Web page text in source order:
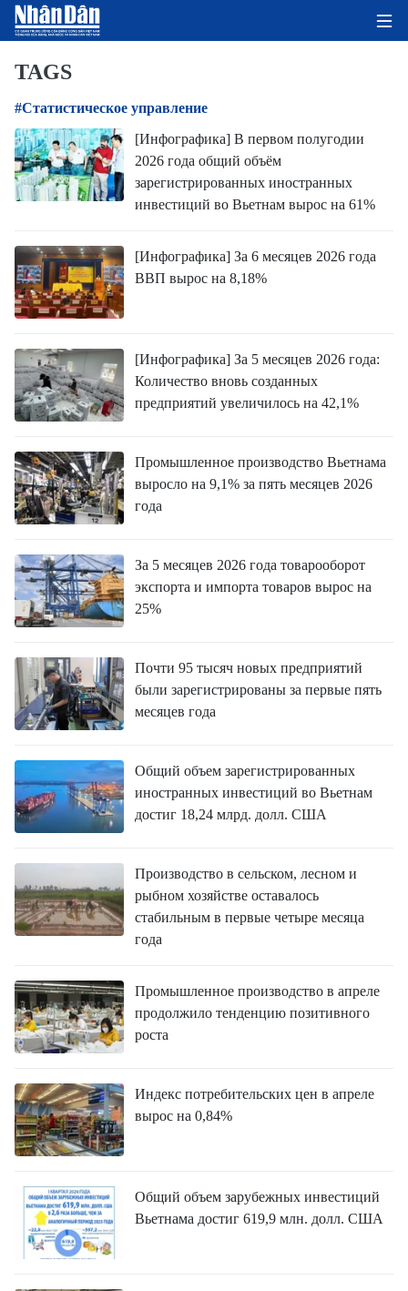
ПОЛИТИКА
ЭКОНОМИКА
ОБЩЕСТВО
ДОБРО ПОЖАЛОВАТЬ ВО
ВЬЕТНАМ
В МИРЕ
ДОСЬЕ И МАТЕРИАЛЫ
TIẾNG VIỆT
中文
FRANÇAIS
TAGS
#Статистическое управление
[Инфографика] В первом полугодии
2026 года общий объём
зарегистрированных иностранных
инвестиций во Вьетнам вырос на 61%
[Инфографика] За 6 месяцев 2026 года
ВВП вырос на 8,18%
[Инфографика] За 5 месяцев 2026 года:
Количество вновь созданных
предприятий увеличилось на 42,1%
Промышленное производство Вьетнама
выросло на 9,1% за пять месяцев 2026
года
За 5 месяцев 2026 года товарооборот
экспорта и импорта товаров вырос на
25%
Почти 95 тысяч новых предприятий
были зарегистрированы за первые пять
месяцев года
Общий объем зарегистрированных
иностранных инвестиций во Вьетнам
достиг 18,24 млрд. долл. США
Производство в сельском, лесном и
рыбном хозяйстве оставалось
стабильным в первые четыре месяца
года
Промышленное производство в апреле
продолжило тенденцию позитивного
роста
Индекс потребительских цен в апреле
вырос на 0,84%
Общий объем зарубежных инвестиций
Вьетнама достиг 619,9 млн. долл. США